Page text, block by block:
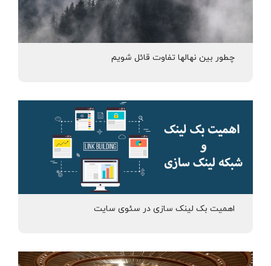
چطور بین نهالها تفاوت قائل شویم
اهمیت بک لینک سازی در سئوی سایت